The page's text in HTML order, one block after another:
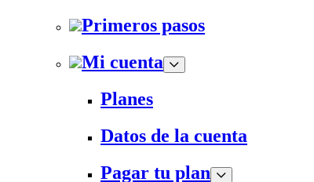
Primeros pasos
Mi cuenta
Planes
Datos de la cuenta
Pagar tu plan